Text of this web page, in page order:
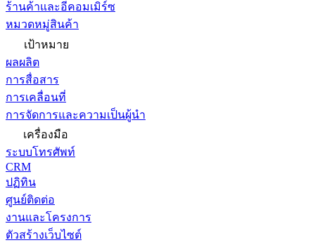
ร้านค้าและอีคอมเมิร์ซ
หมวดหมู่สินค้า
เป้าหมาย
ผลผลิต
การสื่อสาร
การเคลื่อนที่
การจัดการและความเป็นผู้นำ
เครื่องมือ
ระบบโทรศัพท์
CRM
ปฏิทิน
ศูนย์ติดต่อ
งานและโครงการ
ตัวสร้างเว็บไซต์